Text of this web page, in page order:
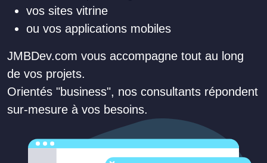
vos sites vitrine
ou vos applications mobiles
JMBDev.com vous accompagne tout au long
de vos projets.
Orientés "business", nos consultants répondent
sur-mesure à vos besoins.